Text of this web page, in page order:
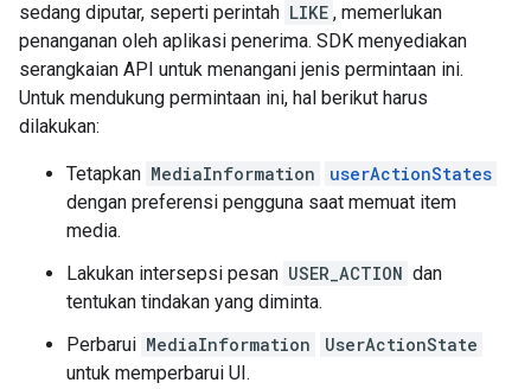
sedang diputar, seperti perintah LIKE , memerlukan
penanganan oleh aplikasi penerima. SDK menyediakan
serangkaian API untuk menangani jenis permintaan ini.
Untuk mendukung permintaan ini, hal berikut harus
dilakukan:
Tetapkan MediaInformation
userActionStates
dengan preferensi pengguna saat memuat item
media.
Lakukan intersepsi pesan USER_ACTION dan
tentukan tindakan yang diminta.
Perbarui MediaInformation
UserActionState
untuk memperbarui UI.